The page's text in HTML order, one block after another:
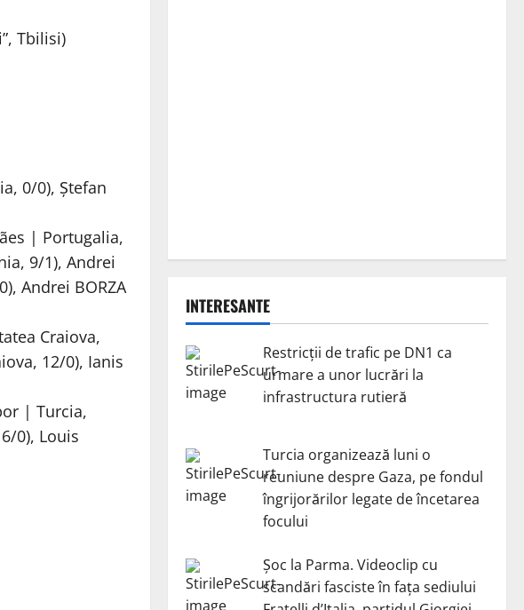
Tbilisi)
0/0), Ştefan
| Portugalia,
9/1), Andrei
Andrei BORZA
Craiova,
12/0), Ianis
| Turcia,
0), Louis
INTERESANTE
Restricții de trafic pe DN1 ca
urmare a unor lucrări la
infrastructura rutieră
Turcia organizează luni o
reuniune despre Gaza, pe fondul
îngrijorărilor legate de încetarea
focului
Șoc la Parma. Videoclip cu
scandări fasciste în fața sediului